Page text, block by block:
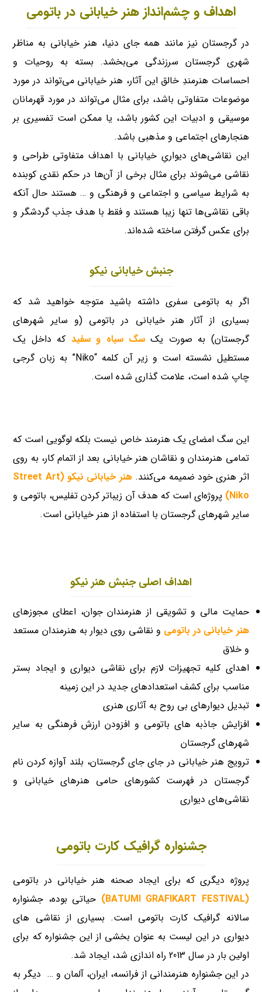
اهداف و چشم‌انداز هنر خیابانی در باتومی
در گرجستان نیز مانند همه جای دنیا، هنر خیابانی به مناظر
شهری گرجستان سرزندگی می‌بخشد. بسته به روحیات و
احساسات هنرمندِ خالق این آثار، هنر خیابانی می‌تواند در مورد
موضوعات متفاوتی باشد، برای مثال می‌تواند در مورد قهرمانان
موسیقی و ادبیات این کشور باشد، یا ممکن است تفسیری بر
هنجارهای اجتماعی و مذهبی باشد.
این نقاشی‌های دیواریِ خیابانی با اهداف متفاوتی طراحی و
نقاشی می‌شوند برای مثال برخی از آن‌ها در حکم نقدی کوبنده
به شرایط سیاسی و اجتماعی و فرهنگی و … هستند حال آنکه
باقی نقاشی‌ها تنها زیبا هستند و فقط با هدف جذب گردشگر و
برای عکس گرفتن ساخته شده‌اند.
جنبش خیابانی نیکو
اگر به باتومی سفری داشته باشید متوجه خواهید شد که
بسیاری از آثار هنر خیابانی در باتومی (و سایر شهرهای
گرجستان) به صورت یکسگ سیاه و سفید که داخل یک
مستطیل نشسته است و زیر آن کلمه “Niko” به زبان گرجی
چاپ شده است، علامت گذاری شده است.
این سگ امضای یک هنرمند خاص نیست بلکه لوگویی است که
تمامی هنرمندان و نقاشان هنر خیابانی بعد از اتمام کار، به روی
اثر هنری خود ضمیمه می‌کنند.
هنر خیابانی نیکو (Street Art
Niko) پروژه‌ای است که هدف آن زیباتر کردن تفلیس، باتومی و
سایر شهرهای گرجستان با استفاده از هنر خیابانی است.
اهداف اصلی جنبش هنر نیکو
حمایت مالی و تشویقی از هنرمندان جوان، اعطای مجوزهای
هنر خیابانی در باتومی و نقاشی روی دیوار به هنرمندان مستعد
و خلاق
اهدای کلیه تجهیزات لازم برای نقاشی دیواری و ایجاد بستر
مناسب برای کشف استعدادهای جدید در این زمینه
تبدیل دیوارهای بی روح به آثاری هنری
افزایش جاذبه های باتومی و افزودن ارزش فرهنگی به سایر
شهرهای گرجستان
ترویج هنر خیابانی در جای جای گرجستان، بلند آوازه کردن نام
گرجستان در فهرست کشورهای حامی هنرهای خیابانی و
نقاشی‌های دیواری
جشنواره گرافیک کارت باتومی
پروژه دیگری که برای ایجاد صحنه هنر خیابانی در باتومی
(
BATUMI GRAFIKART FESTIVAL)
حیاتی بوده، جشنواره
سالانه گرافیک کارت باتومی است. بسیاری از نقاشی های
دیواری در این لیست به عنوان بخشی از این جشنواره که برای
اولین بار در سال 2013 راه اندازی شد، ایجاد شد.
در این جشنواره هنرمندانی از فرانسه، ایران، آلمان و … دیگر به